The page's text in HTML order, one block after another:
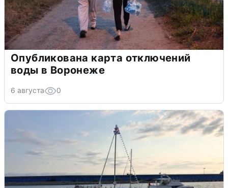
Опубликована карта отключений
воды в Воронеже
6 августа 0